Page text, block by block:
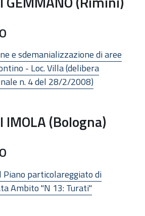
e sdemanializzazione di aree
- Loc. Villa (delibera
n. 4 del 28/2/2008)
IMOLA (Bologna)
Piano particolareggiato di
Ambito "N 13: Turati"